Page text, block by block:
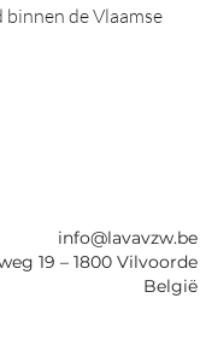
binnen de Vlaamse
info@lavavzw.be
19 – 1800 Vilvoorde
België